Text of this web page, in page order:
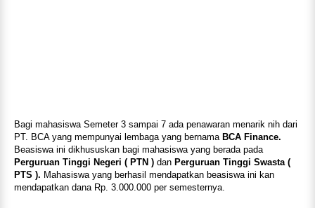
Bagi mahasiswa Semeter 3 sampai 7 ada penawaran menarik nih dari
PT. BCA yang mempunyai lembaga yang bernama BCA Finance.
Beasiswa ini dikhususkan bagi mahasiswa yang berada pada
Perguruan Tinggi Negeri ( PTN ) dan Perguruan Tinggi Swasta (
PTS ). Mahasiswa yang berhasil mendapatkan beasiswa ini kan
mendapatkan dana Rp. 3.000.000 per semesternya.